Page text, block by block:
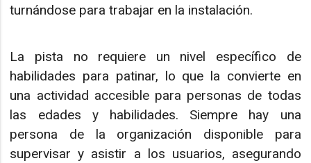
turnándose para trabajar en la instalación.
La pista no requiere un nivel específico de
habilidades para patinar, lo que la convierte en
una actividad accesible para personas de todas
las edades y habilidades. Siempre hay una
persona de la organización disponible para
supervisar y asistir a los usuarios, asegurando